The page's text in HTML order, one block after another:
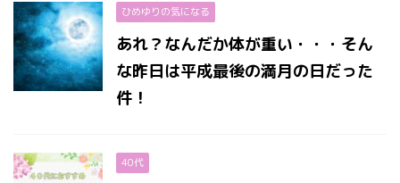
ひめゆりの気になる
あれ？なんだか体が重い・・・そん
な昨日は平成最後の満月の日だった
件！
40代